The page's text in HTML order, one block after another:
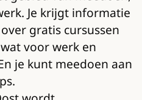
Je krijgt informatie
gratis cursussen
voor werk en
je kunt meedoen aan